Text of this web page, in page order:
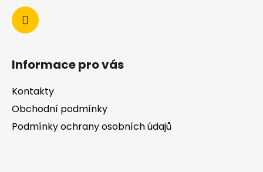
Informace pro vás
Kontakty
Obchodní podmínky
Podmínky ochrany osobních údajů